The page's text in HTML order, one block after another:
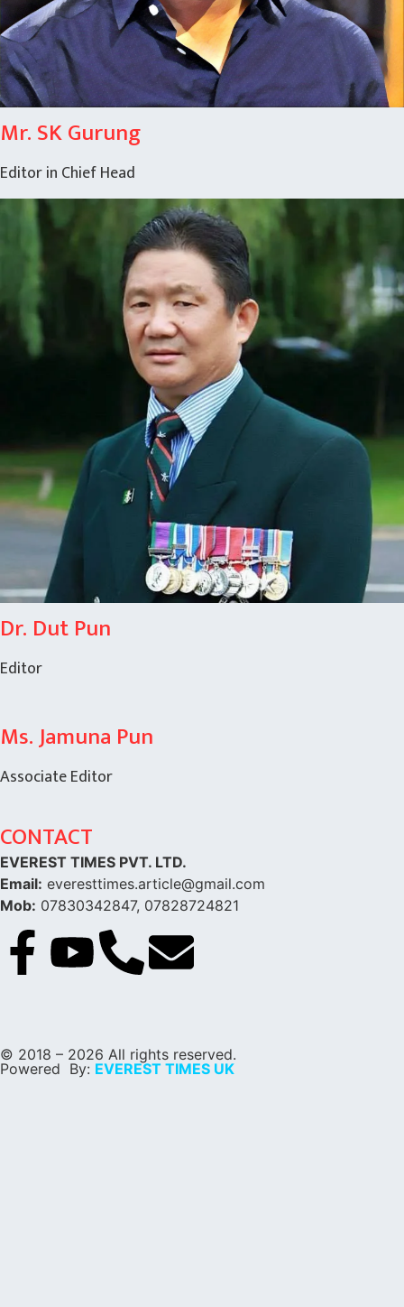
Mr. SK Gurung
Editor in Chief Head
Dr. Dut Pun
Editor
Ms. Jamuna Pun
Associate Editor
CONTACT
EVEREST TIMES PVT. LTD.
Email: everesttimes.article@gmail.com
Mob: 07830342847, 07828724821
© 2018 – 2026 All rights reserved.
Powered By: EVEREST TIMES UK